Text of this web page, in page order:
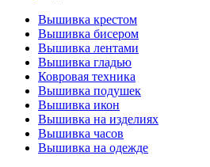
Вышивка крестом
Вышивка бисером
Вышивка лентами
Вышивка гладью
Ковровая техника
Вышивка подушек
Вышивка икон
Вышивка на изделиях
Вышивка часов
Вышивка на одежде